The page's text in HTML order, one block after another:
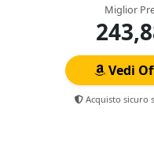
Miglior
Vedi
Acquisto sicuro